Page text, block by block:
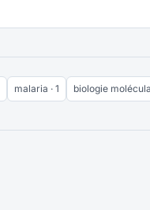
malaria · 1 biologie